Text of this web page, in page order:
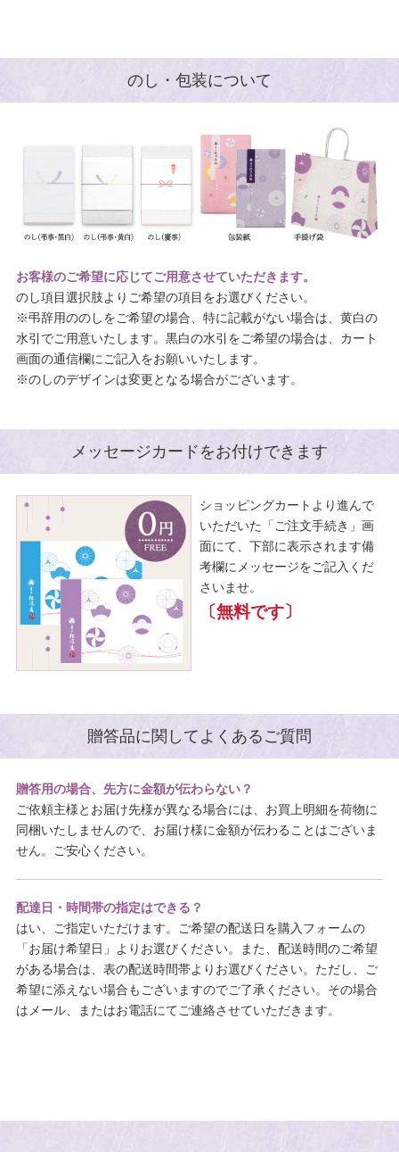
のし・包装について
お客様のご希望に応じてご用意させていただきます。
のし項目選択肢よりご希望の項目をお選びください。
※弔辞用ののしをご希望の場合、特に記載がない場合は、黄白の
水引でご用意いたします。黒白の水引をご希望の場合は、カート
画面の通信欄にご記入をお願いいたします。
※のしのデザインは変更となる場合がございます。
メッセージカードをお付けできます
ショッピングカートより進んで
いただいた「ご注文手続き」画
面にて、下部に表示されます備
考欄にメッセージをご記入くだ
さいませ。
〔無料です〕
贈答品に関してよくあるご質問
贈答用の場合、先方に金額が伝わらない？
ご依頼主様とお届け先様が異なる場合には、お買上明細を荷物に
同梱いたしませんので、お届け様に金額が伝わることはございま
せん。ご安心ください。
配達日・時間帯の指定はできる？
はい、ご指定いただけます。ご希望の配送日を購入フォームの
「お届け希望日」よりお選びください。また、配送時間のご希望
がある場合は、表の配送時間帯よりお選びください。ただし、ご
希望に添えない場合もございますのでご了承ください。その場合
はメール、またはお電話にてご連絡させていただきます。